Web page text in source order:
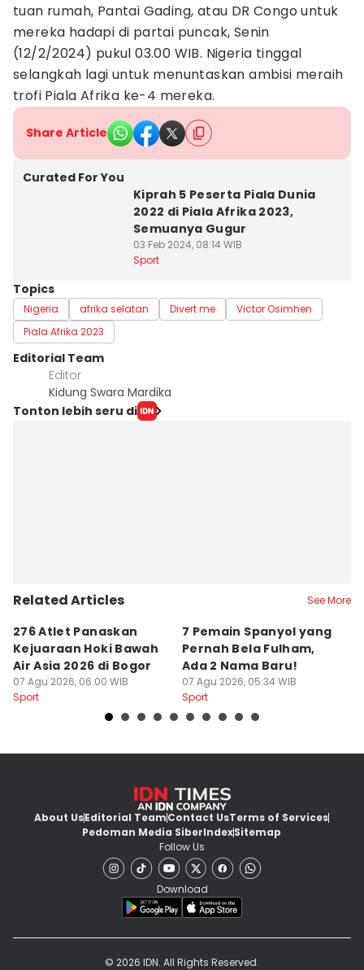
tuan rumah, Pantai Gading, atau DR Congo untuk
mereka hadapi di partai puncak, Senin
(12/2/2024) pukul 03.00 WIB. Nigeria tinggal
selangkah lagi untuk menuntaskan ambisi meraih
trofi Piala Afrika ke-4 mereka.
Share Article
Curated For You
Kiprah 5 Peserta Piala Dunia
2022 di Piala Afrika 2023,
Semuanya Gugur
03 Feb 2024, 08:14 WIB
Sport
Topics
Nigeria afrika selatan Divert me
Victor Osimhen
Piala Afrika 2023
Editorial Team
Editor
Kidung Swara Mardika
Tonton lebih seru di
Related Articles See More
276 Atlet Panaskan
Kejuaraan Hoki Bawah
Air Asia 2026 di Bogor
07 Agu 2026, 06:00 WIB
Sport
7 Pemain Spanyol yang
Pernah Bela Fulham,
Ada 2 Nama Baru!
07 Agu 2026, 05:34 WIB
Sport
About UsEditorial TeamContact UsTerms of Services
Pedoman Media SiberIndexSitemap
Follow Us
Download
© 2026 IDN. All Rights Reserved.